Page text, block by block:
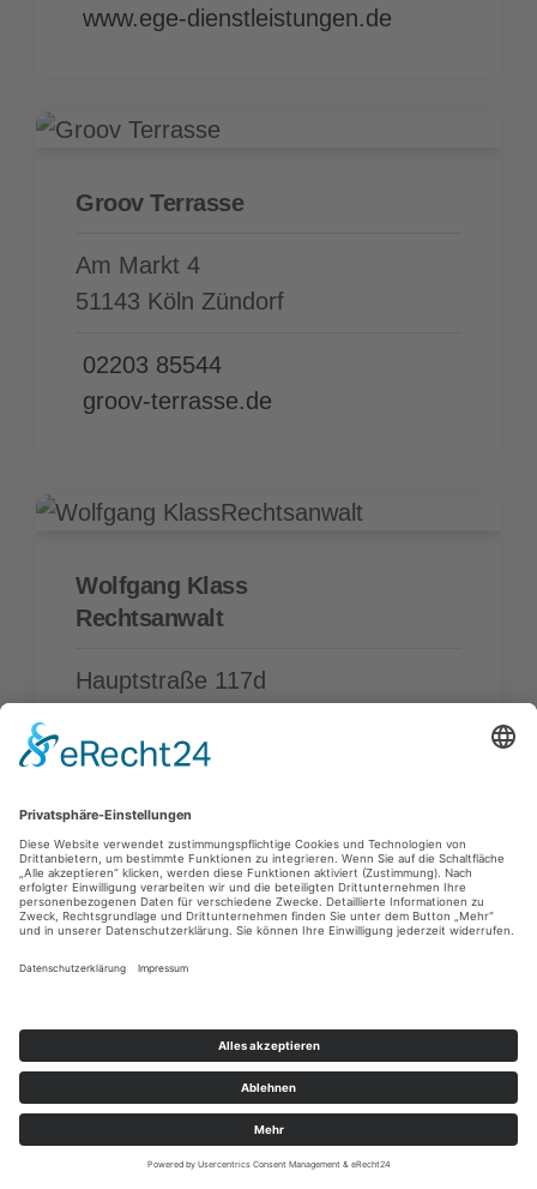
www.ege-dienstleistungen.de
Groov Terrasse
Am Markt 4
51143 Köln Zündorf
02203 85544
groov-terrasse.de
Wolfgang Klass
Rechtsanwalt
Hauptstraße 117d
www.ra-klass.de
Neusser Straße 21
51145 Köln Porz Eil
02203 32160